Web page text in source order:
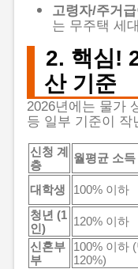
고령자/주거
는 무주택 세
2. 핵심!
산 기준
2026년에는 물가
등 일부 기준이 작
신청 계
층
월평균 소
대학생 100% 이하
청년 (1
인)
120% 이하
신혼부
부
100% 이하
120%)